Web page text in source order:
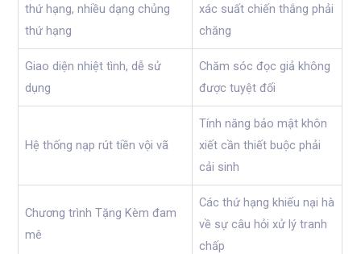
thứ hạng, nhiều dạng chủng
thứ hạng
xác suất chiến thắng phải
chăng
Giao diện nhiệt tình, dễ sử
dụng
Chăm sóc đọc giả không
được tuyệt đối
Hệ thống nạp rút tiền vội vã
Tính năng bảo mật khôn
xiết cần thiết buộc phải
cải sinh
Chương trình Tặng Kèm đam
mê
Các thứ hạng khiếu nại hà
về sự câu hỏi xử lý tranh
chấp